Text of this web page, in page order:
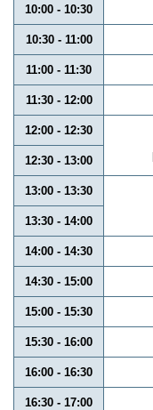
10:00 - 10:30
10:30 - 11:00
11:00 - 11:30
11:30 - 12:00
12:00 - 12:30
12:30 - 13:00
13:00 - 13:30
13:30 - 14:00
14:00 - 14:30
14:30 - 15:00
15:00 - 15:30
15:30 - 16:00
16:00 - 16:30
16:30 - 17:00